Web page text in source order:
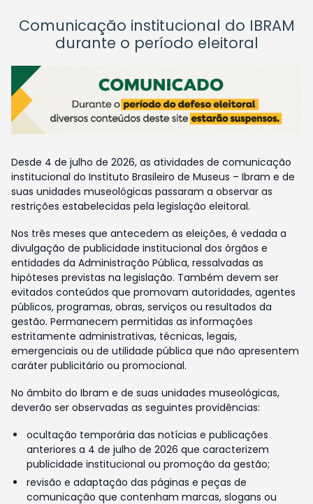
Comunicação institucional do IBRAM
durante o período eleitoral
Desde 4 de julho de 2026, as atividades de comunicação
institucional do Instituto Brasileiro de Museus – Ibram e de
suas unidades museológicas passaram a observar as
restrições estabelecidas pela legislação eleitoral.
Nos três meses que antecedem as eleições, é vedada a
divulgação de publicidade institucional dos órgãos e
entidades da Administração Pública, ressalvadas as
hipóteses previstas na legislação. Também devem ser
evitados conteúdos que promovam autoridades, agentes
públicos, programas, obras, serviços ou resultados da
gestão. Permanecem permitidas as informações
estritamente administrativas, técnicas, legais,
emergenciais ou de utilidade pública que não apresentem
caráter publicitário ou promocional.
No âmbito do Ibram e de suas unidades museológicas,
deverão ser observadas as seguintes providências:
ocultação temporária das notícias e publicações
anteriores a 4 de julho de 2026 que caracterizem
publicidade institucional ou promoção da gestão;
revisão e adaptação das páginas e peças de
comunicação que contenham marcas, slogans ou